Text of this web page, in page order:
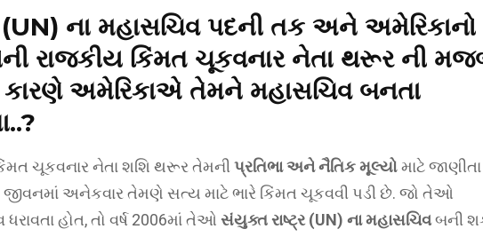
ના મહાસચિવ પદની તક અને અમેરિકાનો
રાજકીય કિંમત ચૂકવનાર નેતા થરૂર ની
અમેરિકાએ તેમને મહાસચિવ બનતા
ચૂકવનાર નેતા શશિ થરૂર તેમનીપ્રતિભા અને નૈતિક મૂલ્યોમાટે
અનેકવાર તેમણે સત્ય માટે ભારે કિંમત ચૂકવવી પડી છે. જો તેઓ
ધરાવતા હોત, તો વર્ષ 2006માં તેઓ સંયુક્ત રાષ્ટ્ર (UN) ના મહાસચિવબની